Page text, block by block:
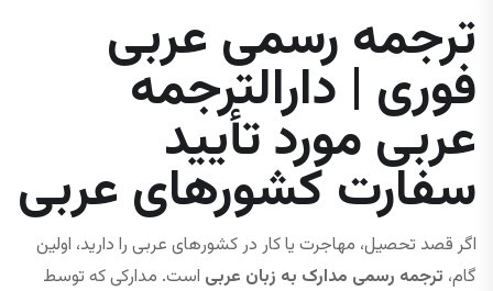
ترجمه رسمی عربی
فوری | دارالترجمه
عربی مورد تأیید
سفارت کشورهای عربی
اگر قصد تحصیل، مهاجرت یا کار در کشورهای عربی را دارید، اولین
گام، ترجمه رسمی مدارک به زبان عربی است. مدارکی که توسط